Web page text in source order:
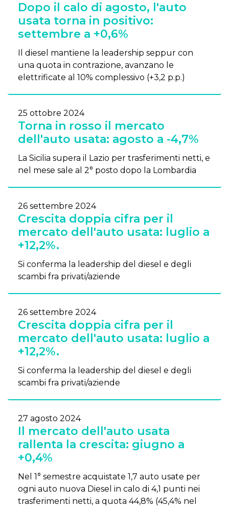
Dopo il calo di agosto, l'auto
usata torna in positivo:
settembre a +0,6%
Il diesel mantiene la leadership seppur con
una quota in contrazione, avanzano le
elettrificate al 10% complessivo (+3,2 p.p.)
25 ottobre 2024
Torna in rosso il mercato
dell'auto usata: agosto a -4,7%
La Sicilia supera il Lazio per trasferimenti netti, e
nel mese sale al 2° posto dopo la Lombardia
26 settembre 2024
Crescita doppia cifra per il
mercato dell'auto usata: luglio a
+12,2%.
Si conferma la leadership del diesel e degli
scambi fra privati/aziende
26 settembre 2024
Crescita doppia cifra per il
mercato dell'auto usata: luglio a
+12,2%.
Si conferma la leadership del diesel e degli
scambi fra privati/aziende
27 agosto 2024
Il mercato dell'auto usata
rallenta la crescita: giugno a
+0,4%
Nel 1° semestre acquistate 1,7 auto usate per
ogni auto nuova Diesel in calo di 4,1 punti nei
trasferimenti netti, a quota 44,8% (45,4% nel